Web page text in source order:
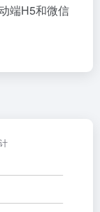
端H5和微信